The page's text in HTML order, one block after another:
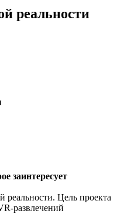
реальности
заинтересует
реальности. Цель проекта
развлечений